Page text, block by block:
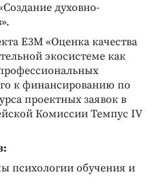
духовно-
Е3М «Оценка качества
экосистеме как
к финансированию по
проектных заявок в
Комиссии Темпус IV
психологии обучения и